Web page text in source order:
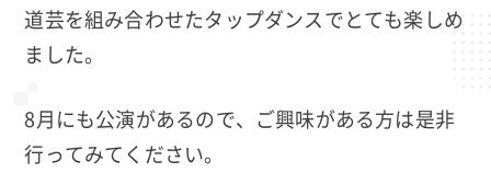
道芸を組み合わせたタップダンスでとても楽しめ
ました。
8月にも公演があるので、ご興味がある方は是非
行ってみてください。